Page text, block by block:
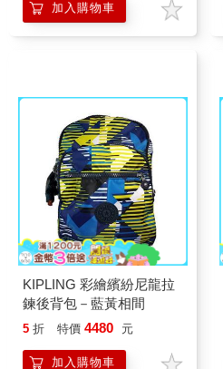
加入購物車
KIPLING 彩繪繽紛尼龍拉
鍊後背包－藍黃相間
5 折 特價 4480 元
加入購物車